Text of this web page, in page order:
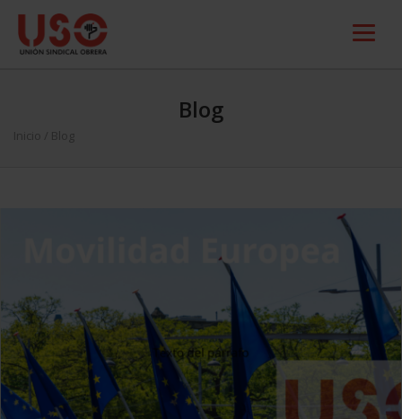
Blog
Inicio / Blog